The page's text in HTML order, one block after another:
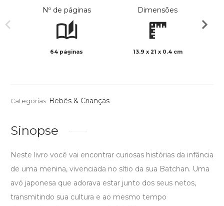
Nº de páginas
64 páginas
Dimensões
13.9 x 21 x 0.4 cm
Categorias: Bebês & Crianças
Sinopse
Neste livro você vai encontrar curiosas histórias da infância
de uma menina, vivenciada no sítio da sua Batchan. Uma
avó japonesa que adorava estar junto dos seus netos,
transmitindo sua cultura e ao mesmo tempo